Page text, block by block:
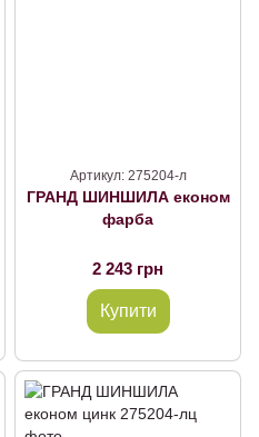
Артикул: 275204-л
ГРАНД ШИНШИЛА економ
фарба
2 243 грн
Купити